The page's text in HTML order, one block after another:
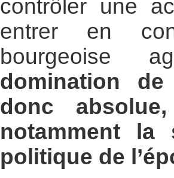
contrôler une
entrer en
bourgeoise
domination
donc
notamment la
politique de